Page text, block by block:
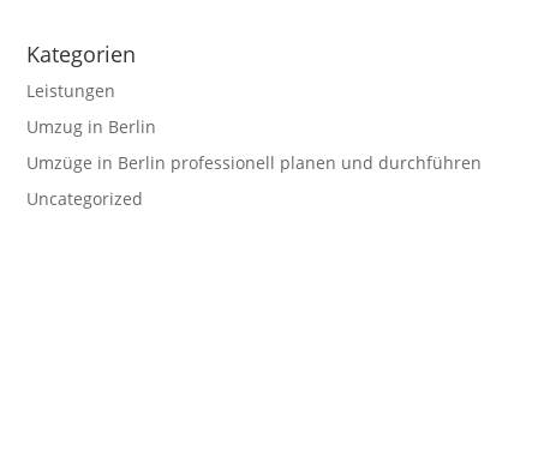
Kategorien
Leistungen
Umzug in Berlin
Umzüge in Berlin professionell planen und durchführen
Uncategorized